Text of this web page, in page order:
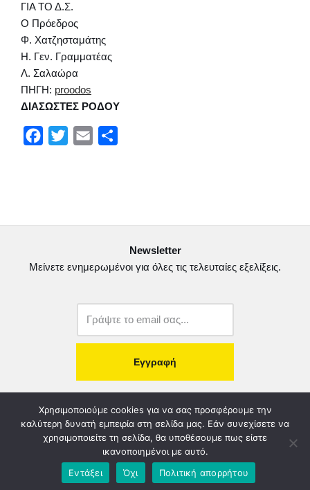
ΓΙΑ ΤΟ Δ.Σ.
Ο Πρόεδρος
Φ. Χατζησταμάτης
Η. Γεν. Γραμματέας
Λ. Σαλαώρα
ΠΗΓΗ: proodos
ΔΙΑΣΩΣΤΕΣ ΡΟΔΟΥ
k
ε
Newsletter
Μείνετε ενημερωμένοι για όλες τις τελευταίες εξελίξεις.
copyright@2022. Κατασκευή Ιστοσελίδας.
Λογοδοσία – Χρηστή Διαχείριση
Διοικητικό Συμβούλιο
Καταστατικό
Όροι & Πολιτικές
Πολιτική Απορρήτου
Χορηγοί
Χρησιμοποιούμε cookies για να σας προσφέρουμε την
καλύτερη δυνατή εμπειρία στη σελίδα μας. Εάν συνεχίσετε να
χρησιμοποιείτε τη σελίδα, θα υποθέσουμε πως είστε
ικανοποιημένοι με αυτό.
Εντάξει
Όχι Πολιτική απορρήτου